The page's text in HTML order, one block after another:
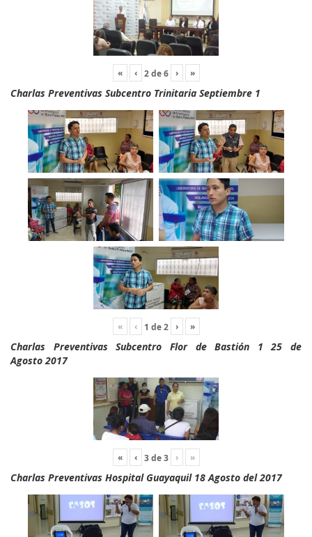
« ‹ 2de6 › »
Charlas Preventivas Subcentro Trinitaria Septiembre 1
« ‹ 1 de2 › »
Charlas Preventivas Subcentro Flor de Bastión 1 25 de
Agosto 2017
« ‹ 3de3 › »
Charlas Preventivas Hospital Guayaquil 18 Agosto del 2017